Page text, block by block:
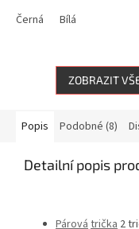
Černá
Bílá
ZOBRAZIT
Popis Podobné (8)
Detailní popis
Párovátrička 2